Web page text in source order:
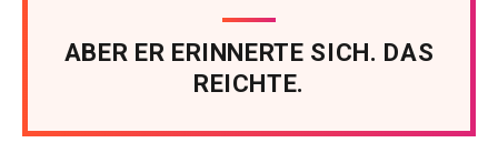
ABER ER ERINNERTE SICH. DAS
REICHTE.